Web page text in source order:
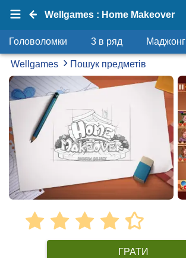
Wellgames : Home Makeover
Головоломки 3 в ряд Маджонг
Wellgames Пошук предметів
ГРАТИ